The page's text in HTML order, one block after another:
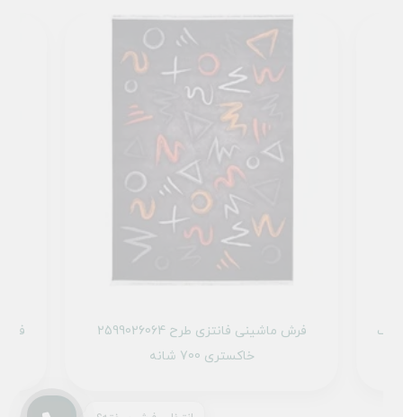
فرش ماشینی فانتزی طرح 2599026064
خاکستری 700 شانه
101445 تمام رنگ